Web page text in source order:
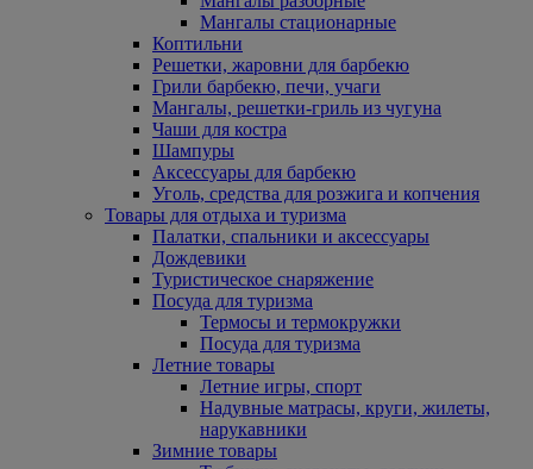
Мангалы стационарные
Коптильни
Решетки, жаровни для барбекю
Грили барбекю, печи, учаги
Мангалы, решетки-гриль из чугуна
Чаши для костра
Шампуры
Аксессуары для барбекю
Уголь, средства для розжига и копчения
Товары для отдыха и туризма
Палатки, спальники и аксессуары
Дождевики
Туристическое снаряжение
Посуда для туризма
Термосы и термокружки
Посуда для туризма
Летние товары
Летние игры, спорт
Надувные матрасы, круги, жилеты,
нарукавники
Зимние товары